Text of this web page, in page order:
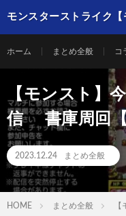
モンスターストライク
ホーム まとめ全般 コ
【モンスト】
信 書庫周回
2023.12.24 まとめ全般
HOME まとめ全般